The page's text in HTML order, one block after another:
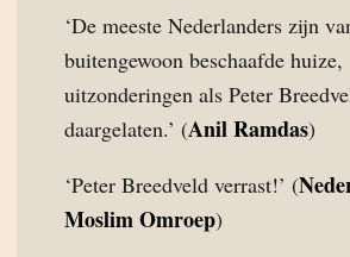
‘De meeste Nederlanders zijn
buitengewoon beschaafde huize,
uitzonderingen als Peter
daargelaten.’ (Anil Ramdas)
‘Peter Breedveld verrast!’ (
Moslim Omroep)